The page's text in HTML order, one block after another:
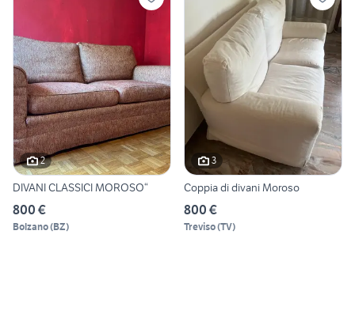
2
DIVANI CLASSICI MOROSO“
800 €
Bolzano(BZ)
3
Coppia di divani Moroso
800 €
Treviso(TV)